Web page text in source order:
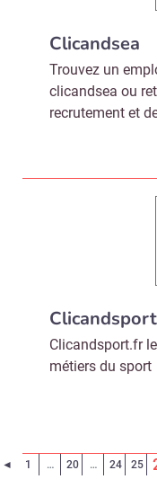
Clicandsea
Trouvez un
clicandsea ou
recrutement et
Clicandsport
Clicandsport.fr
métiers du sport
◄ Page précédente
1 … 20 … 24 25